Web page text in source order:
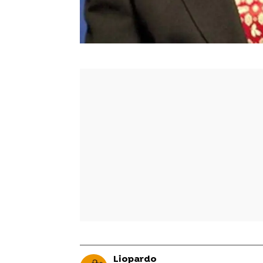
Liopardo